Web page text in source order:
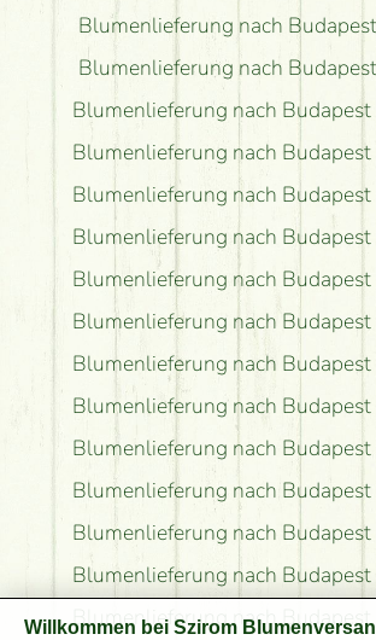
Blumenlieferung nach
Blumenlieferung nach
Blumenlieferung nach
Blumenlieferung nach
Blumenlieferung nach
Blumenlieferung nach
Blumenlieferung nach
Blumenlieferung nach
Blumenlieferung nach
Blumenlieferung nach
Blumenlieferung nach
Blumenlieferung nach
Blumenlieferung nach
Blumenlieferung nach
Blumenlieferung nach Budapest
Willkommen bei Szirom